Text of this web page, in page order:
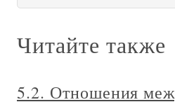
Читайте также
5.2. Отношения